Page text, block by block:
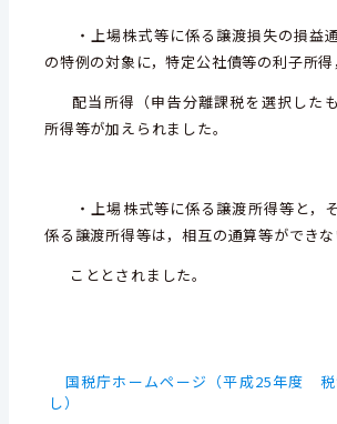
・上場株式等に係る譲渡損失の損益
の特例の対象に，特定公社債等の利子所得
配当所得 （申告分離課税を選択した
所得等が加えられました。
・上場株式等に係る譲渡所得等と，
係る譲渡所得等は，相互の通算等ができな
こととされました。
国税庁ホームページ（平成25年度 税
し）